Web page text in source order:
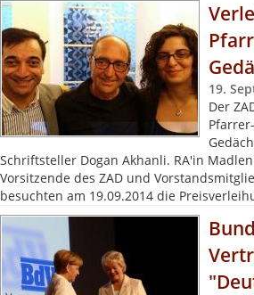
19.
Der
Schriftsteller Dogan Akhanli. RA'in
Vorsitzende des ZAD und
besuchten am 19.09.2014 die